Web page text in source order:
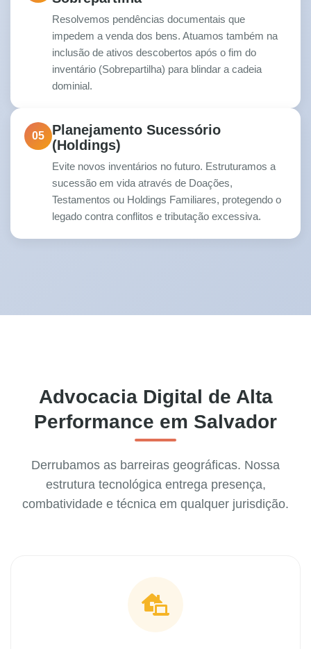
Resolvemos pendências documentais que
impedem a venda dos bens. Atuamos também na
inclusão de ativos descobertos após o fim do
inventário (Sobrepartilha) para blindar a cadeia
dominial.
05
Planejamento Sucessório
(Holdings)
Evite novos inventários no futuro. Estruturamos a
sucessão em vida através de Doações,
Testamentos ou Holdings Familiares, protegendo o
legado contra conflitos e tributação excessiva.
Advocacia Digital de Alta
Performance em Salvador
Derrubamos as barreiras geográficas. Nossa
estrutura tecnológica entrega presença,
combatividade e técnica em qualquer jurisdição.